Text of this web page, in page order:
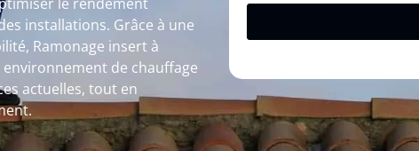
installations. Grâce à une
Ramonage insert à
de chauffage
actuelles, tout en